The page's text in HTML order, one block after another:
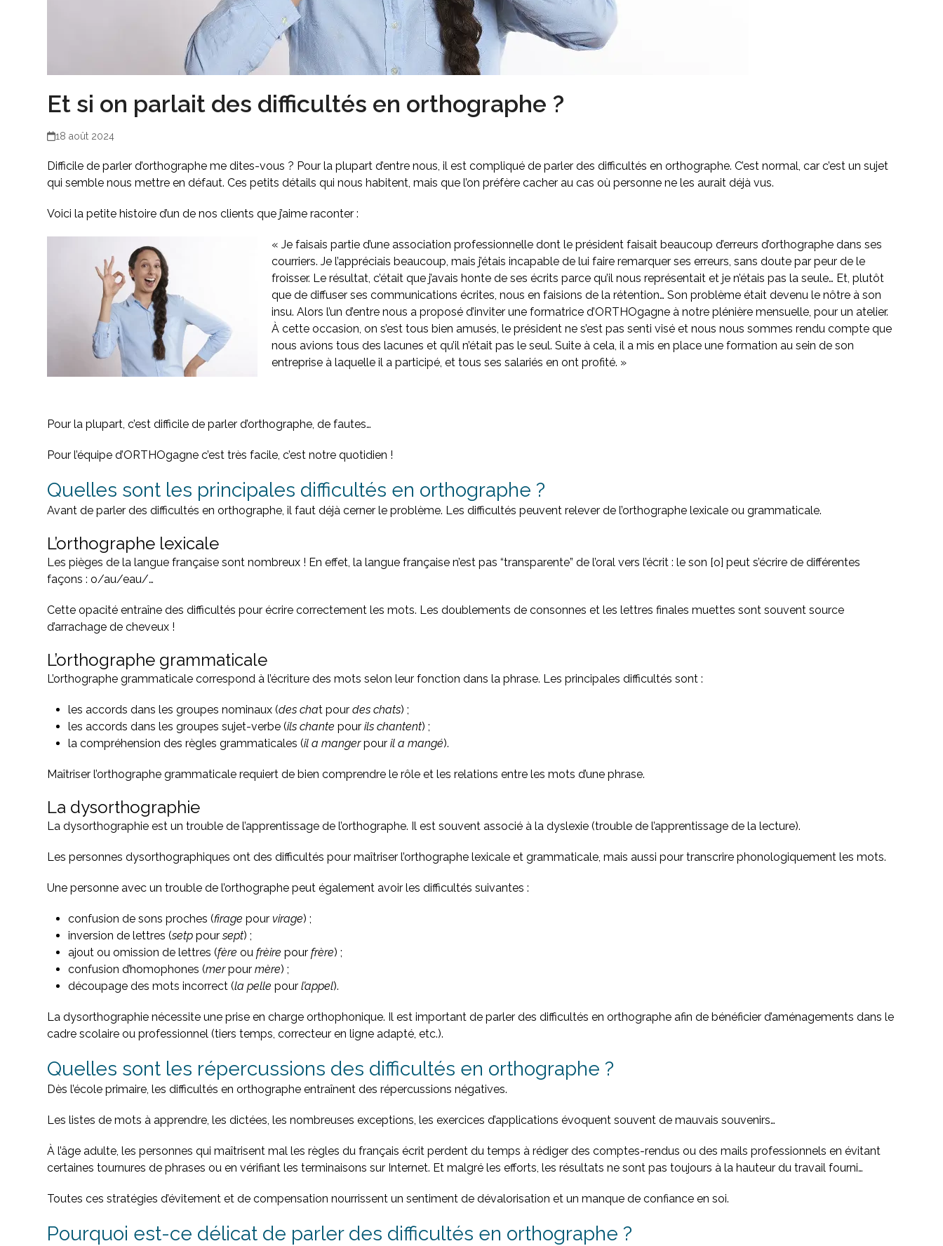
Et si on parlait des difficultés en orthographe ?
18 août 2024
Difficile de parler d’orthographe me dites-vous ? Pour la plupart d’entre nous, il est compliqué de parler des difficultés en orthographe. C’est normal, car c’est un sujet
qui semble nous mettre en défaut. Ces petits détails qui nous habitent, mais que l’on préfère cacher au cas où personne ne les aurait déjà vus.
Voici la petite histoire d’un de nos clients que j’aime raconter :
« Je faisais partie d’une association professionnelle dont le président faisait beaucoup d’erreurs d’orthographe dans ses
courriers. Je l’appréciais beaucoup, mais j’étais incapable de lui faire remarquer ses erreurs, sans doute par peur de le
froisser. Le résultat, c’était que j’avais honte de ses écrits parce qu’il nous représentait et je n’étais pas la seule… Et, plutôt
que de diffuser ses communications écrites, nous en faisions de la rétention… Son problème était devenu le nôtre à son
insu. Alors l’un d’entre nous a proposé d’inviter une formatrice d’ORTHOgagne à notre plénière mensuelle, pour un atelier.
À cette occasion, on s’est tous bien amusés, le président ne s’est pas senti visé et nous nous sommes rendu compte que
nous avions tous des lacunes et qu’il n’était pas le seul. Suite à cela, il a mis en place une formation au sein de son
entreprise à laquelle il a participé, et tous ses salariés en ont profité. »
Pour la plupart, c’est difficile de parler d’orthographe, de fautes…
Pour l’équipe d’ORTHOgagne c’est très facile, c’est notre quotidien !
Quelles sont les principales difficultés en orthographe ?
Avant de parler des difficultés en orthographe, il faut déjà cerner le problème. Les difficultés peuvent relever de l’orthographe lexicale ou grammaticale.
L’orthographe lexicale
Les pièges de la langue française sont nombreux ! En effet, la langue française n’est pas “transparente” de l’oral vers l’écrit : le son [o] peut s’écrire de différentes
façons : o/au/eau/…
Cette opacité entraîne des difficultés pour écrire correctement les mots. Les doublements de consonnes et les lettres finales muettes sont souvent source
d’arrachage de cheveux !
L’orthographe grammaticale
L’orthographe grammaticale correspond à l’écriture des mots selon leur fonction dans la phrase. Les principales difficultés sont :
les accords dans les groupes nominaux (des chat pourdes chats) ;
les accords dans les groupes sujet-verbe (ils chante pourils chantent) ;
la compréhension des règles grammaticales (il a mangerpour il a mangé).
Maîtriser l’orthographe grammaticale requiert de bien comprendre le rôle et les relations entre les mots d’une phrase.
La dysorthographie
La dysorthographie est un trouble de l’apprentissage de l’orthographe. Il est souvent associé à la dyslexie (trouble de l’apprentissage de la lecture).
Les personnes dysorthographiques ont des difficultés pour maîtriser l’orthographe lexicale et grammaticale, mais aussi pour transcrire phonologiquement les mots.
Une personne avec un trouble de l’orthographe peut également avoir les difficultés suivantes :
confusion de sons proches (firage pour virage) ;
inversion de lettres (setp poursept) ;
ajout ou omission de lettres (fère ou frèire pourfrère) ;
confusion d’homophones (merpourmère) ;
découpage des mots incorrect (la pelle pour l’appel).
La dysorthographie nécessite une prise en charge orthophonique. Il est important de parler des difficultés en orthographe afin de bénéficier d’aménagements dans le
cadre scolaire ou professionnel (tiers temps, correcteur en ligne adapté, etc.).
Quelles sont les répercussions des difficultés en orthographe ?
Dès l’école primaire, les difficultés en orthographe entraînent des répercussions négatives.
Les listes de mots à apprendre, les dictées, les nombreuses exceptions, les exercices d’applications évoquent souvent de mauvais souvenirs…
À l’âge adulte, les personnes qui maîtrisent mal les règles du français écrit perdent du temps à rédiger des comptes-rendus ou des mails professionnels en évitant
certaines tournures de phrases ou en vérifiant les terminaisons sur Internet. Et malgré les efforts, les résultats ne sont pas toujours à la hauteur du travail fourni…
Toutes ces stratégies d’évitement et de compensation nourrissent un sentiment de dévalorisation et un manque de confiance en soi.
Pourquoi est-ce délicat de parler des difficultés en orthographe ?